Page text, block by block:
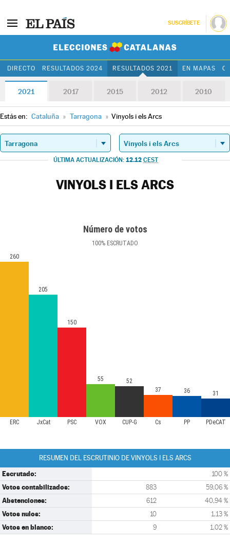
SUSCRÍBETE
DIRECTO RESULTADOS 2024 RESULTADOS 2021 EN MAPAS
2021 2017 2015 2012 2010
Estás en: Cataluña » Tarragona » Vinyols i els Arcs
ÚLTIMA ACTUALIZACIÓN: 12.12 CEST
VINYOLS I ELS ARCS
Número de votos
100% ESCRUTADO
ERC JxCat PSC VOX CUP-G Cs PP PDeCAT
260
205
150
55
52
37
36 31
RESUMEN DEL ESCRUTINIO DE VINYOLS I ELS ARCS
Escrutado: 100 %
Votos contabilizados: 883 59,06 %
Abstenciones: 612 40,94 %
Votos nulos: 10 1,13 %
Votos en blanco: 9 1,02 %